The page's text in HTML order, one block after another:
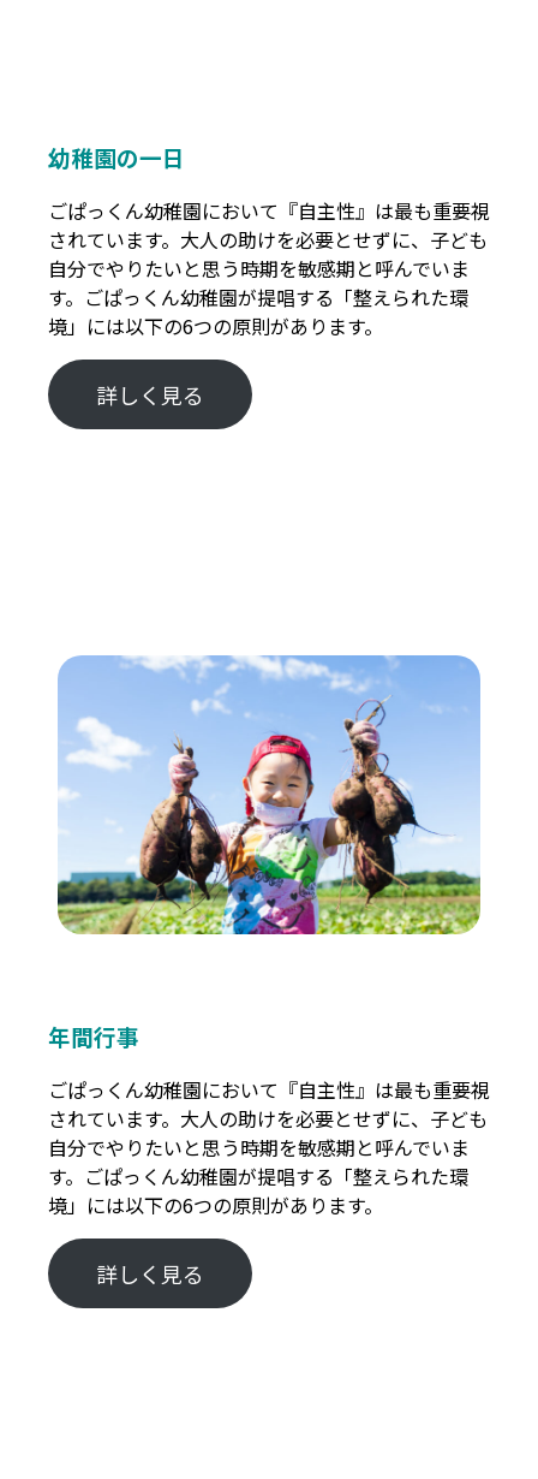
幼稚園の一日
ごぱっくん幼稚園において『自主性』は最も重要視
されています。大人の助けを必要とせずに、子ども
自分でやりたいと思う時期を敏感期と呼んでいま
す。ごぱっくん幼稚園が提唱する「整えられた環
境」には以下の6つの原則があります。
詳しく見る
年間行事
ごぱっくん幼稚園において『自主性』は最も重要視
されています。大人の助けを必要とせずに、子ども
自分でやりたいと思う時期を敏感期と呼んでいま
す。ごぱっくん幼稚園が提唱する「整えられた環
境」には以下の6つの原則があります。
詳しく見る